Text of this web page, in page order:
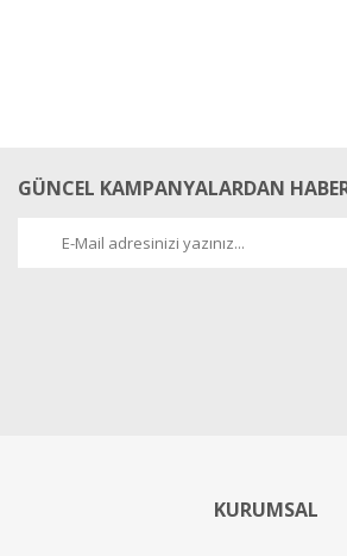
GÜNCEL KAMPANYALARDAN
KURUMSAL